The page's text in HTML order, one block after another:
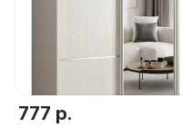
777 р.